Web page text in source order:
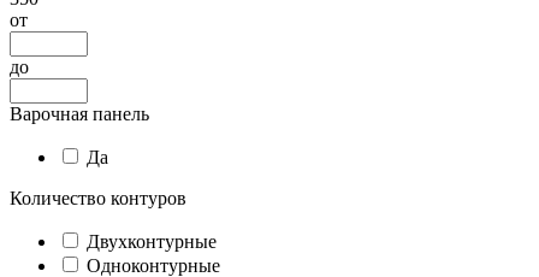
от
до
Варочная панель
Да
Количество контуров
Двухконтурные
Одноконтурные